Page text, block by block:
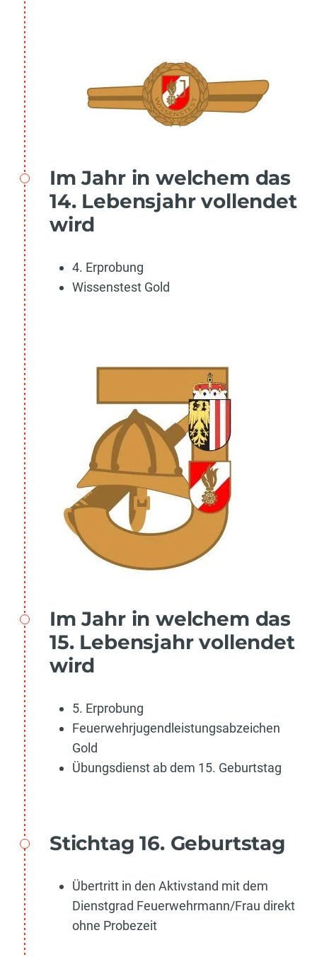
Im Jahr in welchem das
14. Lebensjahr vollendet
wird
4. Erprobung
Wissenstest Gold
Im Jahr in welchem das
15. Lebensjahr vollendet
wird
5. Erprobung
Feuerwehrjugendleistungsabzeichen
Gold
Übungsdienst ab dem 15. Geburtstag
Stichtag 16. Geburtstag
Übertritt in den Aktivstand mit dem
Dienstgrad Feuerwehrmann/Frau direkt
ohne Probezeit